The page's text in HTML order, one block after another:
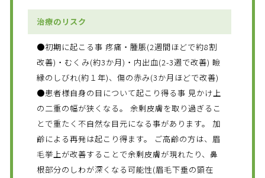
治療のリスク
●初期に起こる事 疼痛・腫脹(2週間ほどで約8割
改善)・むくみ(約3か月)・内出血(2-3週で改善) 瞼
縁のしびれ(約１年)、傷の赤み(3か月ほどで改善)
●患者様自身の目について起こり得る事 見かけ上
の二重の幅が狭くなる。 余剰皮膚を取り過ぎるこ
とで重たく不自然な目元になる事があります。 加
齢による再発は起こり得ます。 ご高齢の方は、眉
毛挙上が改善することで余剰皮膚が現れたり、鼻
根部分のしわが深くなる可能性(眉毛下垂の顕在